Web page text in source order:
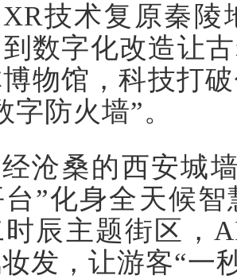
XR技术复原秦
数字化改造让
物馆，科技打
字防火墙”。
沧桑的西安城
”化身全天候
辰主题街区，
发，让游客“一